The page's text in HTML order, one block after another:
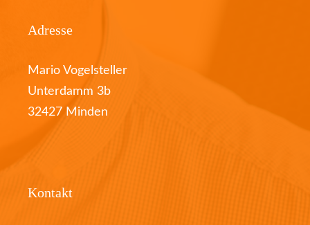
Adresse
Mario Vogelsteller
Unterdamm 3b
32427 Minden
Kontakt